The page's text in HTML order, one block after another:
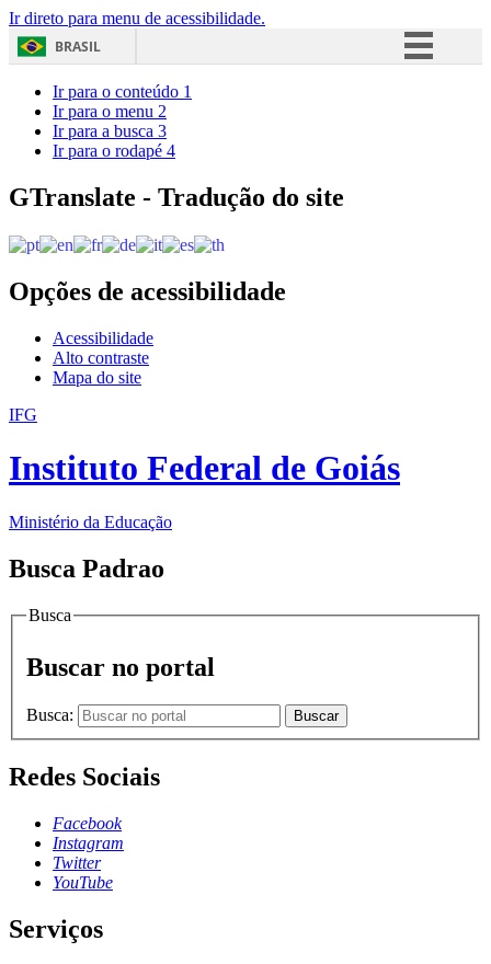
Ir direto para menu de acessibilidade.
BRASIL
Acesso à informação
Ir para o conteúdo 1
Ir para o menu 2
Ir para a busca 3
Ir para o rodapé 4
GTranslate - Tradução do site
Opções de acessibilidade
Acessibilidade
Alto contraste
Mapa do site
IFG
Instituto Federal de Goiás
Ministério da Educação
Busca Padrao
Busca
Buscar no portal
Busca: Buscar
Redes Sociais
Facebook
Instagram
Twitter
YouTube
Serviços